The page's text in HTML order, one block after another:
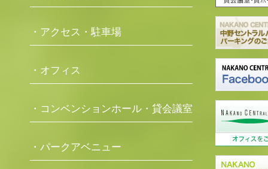
・アクセス・駐車場
・オフィス
・コンベンションホール・貸会議室
・パークアベニュー